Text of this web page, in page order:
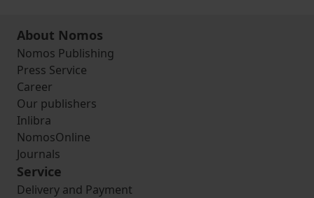
About Nomos
Nomos Publishing
Press Service
Career
Our publishers
Inlibra
NomosOnline
Journals
Service
Delivery and Payment